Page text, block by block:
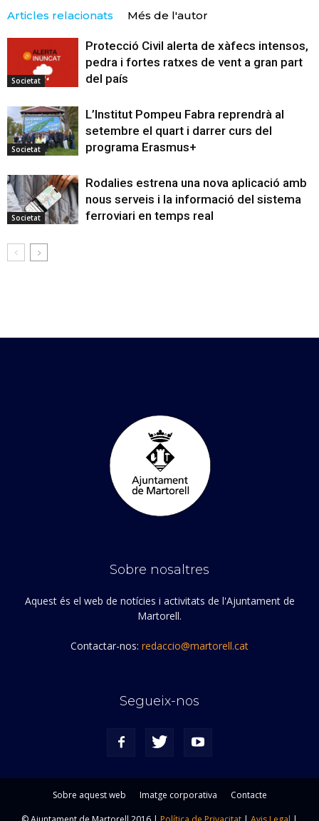
Articles relacionats Més de l'autor
Societat
Protecció Civil alerta de xàfecs intensos,
pedra i fortes ratxes de vent a gran part
del país
Societat
L’Institut Pompeu Fabra reprendrà al
setembre el quart i darrer curs del
programa Erasmus+
Societat
Rodalies estrena una nova aplicació amb
nous serveis i la informació del sistema
ferroviari en temps real
Sobre nosaltres
Aquest és el web de notícies i activitats de l'Ajuntament de
Martorell.
Contactar-nos: redaccio@martorell.cat
Segueix-nos
Sobre aquest web Imatge corporativa
Contacte